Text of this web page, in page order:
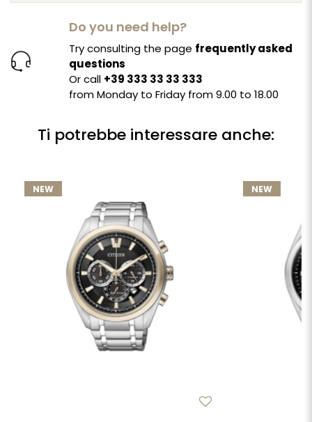
Do you need help?
Try consulting the page frequently asked
questions
Or call +39 333 33 33 333
from Monday to Friday from 9.00 to 18.00
Ti potrebbe interessare anche:
NEW NEW